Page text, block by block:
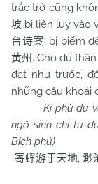
trắc trở cũng
坡 bị liên luỵ vào
台诗案, bị biếm
黄州 . Cho dù
đạt như trước,
những câu khoái
Kí phù du
ngô sinh chi tu
Bích phú)
寄蜉游于天地, 渺